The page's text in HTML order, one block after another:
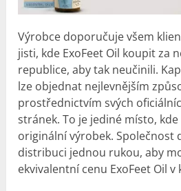
Výrobce doporučuje všem
jisti, kde ExoFeet Oil koupit za
republice, aby tak neučinili.
lze objednat nejlevnějším
prostřednictvím svých
stránek. To je jediné místo,
originální výrobek. Společnost
distribuci jednou rukou, aby
ekvivalentní cenu ExoFeet Oil v